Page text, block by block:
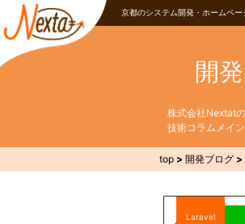
京都のシステム開発・ホームペ
開
株式会社Nextat
技術コラムメイン
top > 開発ブログ >
Laravel